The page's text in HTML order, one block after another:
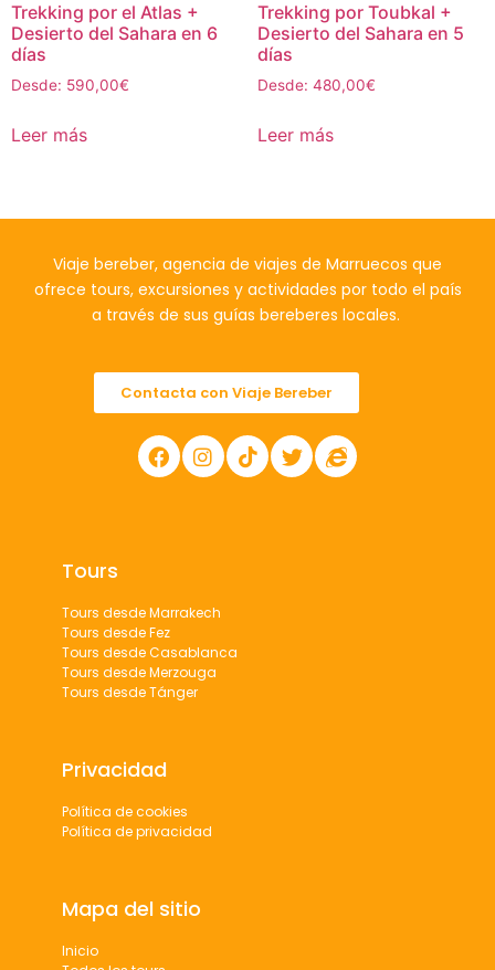
Trekking por el Atlas +
Desierto del Sahara en 6
días
Desde: 590,00€
Leer más
Trekking por Toubkal +
Desierto del Sahara en 5
días
Desde: 480,00€
Leer más
Viaje bereber, agencia de viajes de Marruecos que
ofrece tours, excursiones y actividades por todo el país
a través de sus guías bereberes locales.
Contacta con Viaje Bereber
Tours
Tours desde Marrakech
Tours desde Fez
Tours desde Casablanca
Tours desde Merzouga
Tours desde Tánger
Privacidad
Política de cookies
Política de privacidad
Mapa del sitio
Inicio